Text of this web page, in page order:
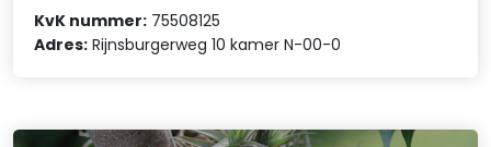
KvK nummer: 75508125
Adres: Rijnsburgerweg 10 kamer N-00-0